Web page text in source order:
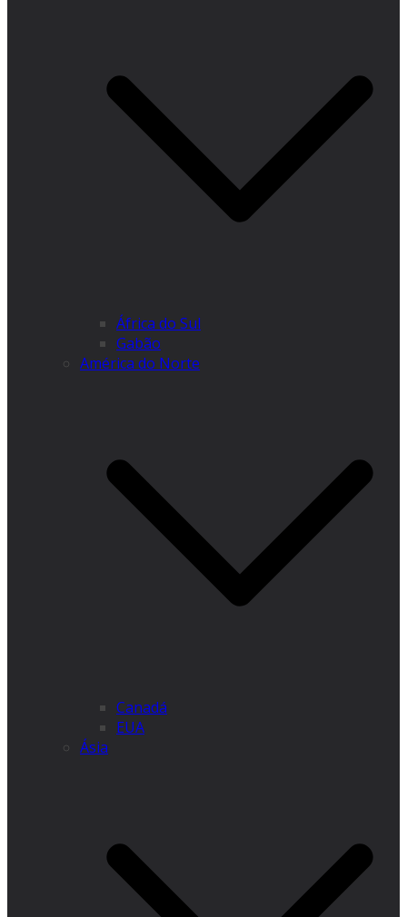
África do Sul
Gabão
América do Norte
Canadá
EUA
Ásia